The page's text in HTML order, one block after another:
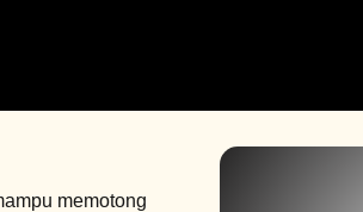
memotong